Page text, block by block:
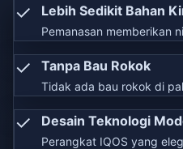
✓ Lebih Sedikit Bahan
Pemanasan memberikan
✓ Tanpa Bau Rokok
Tidak ada bau rokok di
✓ Desain Teknologi
Perangkat IQOS yang